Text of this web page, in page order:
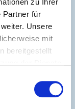
zu Ihrer
Partner für
Unsere
mit
bereitgestellt
Sie gern
vor Ort